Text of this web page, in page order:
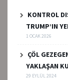
KONTROL
TRUMP’IN
1 OCAK 2026
ÇÖL
YAKLAŞAN
29 EYLÜL 2024